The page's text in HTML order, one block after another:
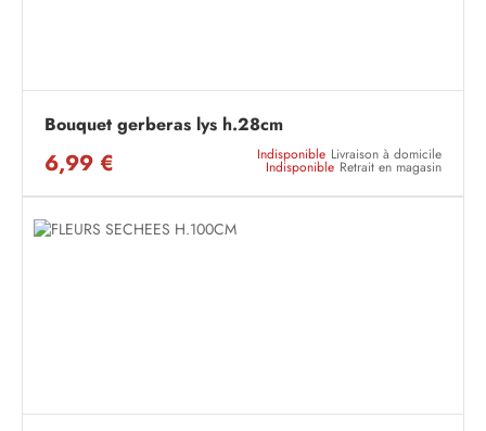
Bouquet gerberas lys h.28cm
6,99 € Indisponible Livraison à domicile
Indisponible Retrait en magasin